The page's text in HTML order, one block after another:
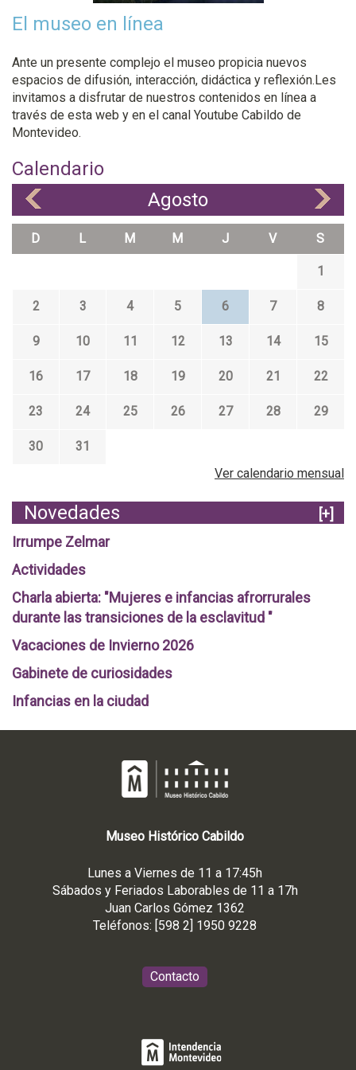
El museo en línea
Ante un presente complejo el museo propicia nuevos
espacios de difusión, interacción, didáctica y reflexión.Les
invitamos a disfrutar de nuestros contenidos en línea a
través de esta web y en el canal Youtube Cabildo de
Montevideo.
Calendario
Agosto
D L M M J V S
1
2 3 4 5 6 7 8
9 10 11 12 13 14 15
16 17 18 19 20 21 22
23 24 25 26 27 28 29
30
31
Ver calendario mensual
Novedades
[+]
Irrumpe Zelmar
Actividades
Charla abierta: "Mujeres e infancias afrorrurales
durante las transiciones de la esclavitud "
Vacaciones de Invierno 2026
Gabinete de curiosidades
Infancias en la ciudad
Museo Histórico Cabildo
Lunes a Viernes de 11 a 17:45h
Sábados y Feriados Laborables de 11 a 17h
Juan Carlos Gómez 1362
Teléfonos: [598 2] 1950 9228
Contacto